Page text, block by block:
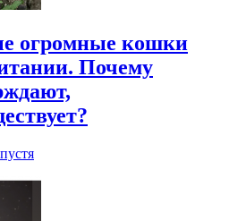
огромные кошки
Почему